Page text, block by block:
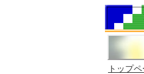
トップ